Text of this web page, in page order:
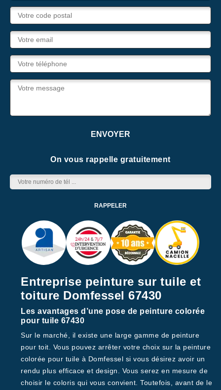
On vous rappelle gratuitement
Entreprise peinture sur tuile et
toiture Domfessel 67430
Les avantages d’une pose de peinture colorée
pour tuile 67430
Sur le marché, il existe une large gamme de peinture
pour toit. Vous pouvez arrêter votre choix sur la peinture
colorée pour tuile à Domfessel si vous désirez avoir un
rendu plus efficace et design. Vous serez en mesure de
choisir le coloris qui vous convient. Toutefois, avant de le